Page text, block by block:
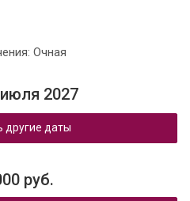
Очная
2027
другие даты
руб.